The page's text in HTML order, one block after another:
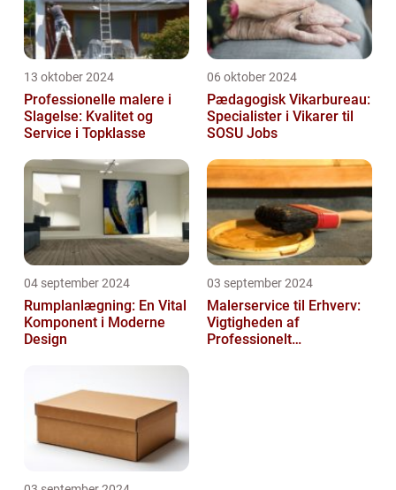
13 oktober 2024
Professionelle malere i
Slagelse: Kvalitet og
Service i Topklasse
06 oktober 2024
Pædagogisk Vikarbureau:
Specialister i Vikarer til
SOSU Jobs
04 september 2024
Rumplanlægning: En Vital
Komponent i Moderne
Design
03 september 2024
Malerservice til Erhverv:
Vigtigheden af
Professionelt